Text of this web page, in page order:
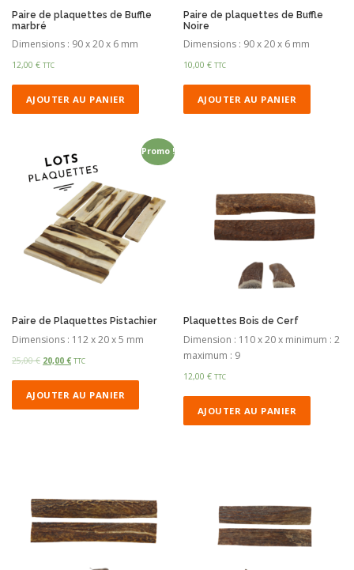
Paire de plaquettes de Buffle
marbré
Dimensions : 90 x 20 x 6 mm
12,00 € TTC
AJOUTER AU PANIER
Paire de plaquettes de Buffle
Noire
Dimensions : 90 x 20 x 6 mm
10,00€ TTC
AJOUTER AU PANIER
Promo !
Paire de Plaquettes Pistachier
Dimensions : 112 x 20 x 5 mm
25,00€ 20,00 € TTC
AJOUTER AU PANIER
Plaquettes Bois de Cerf
Dimension : 110 x 20 x minimum : 2
maximum : 9
12,00€ TTC
AJOUTER AU PANIER